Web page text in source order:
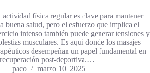
actividad física regular es clave para mantener
buena salud, pero el esfuerzo que implica el
intenso también puede generar tensiones y
musculares. Es aquí donde los masajes
desempeñan un papel fundamental en
post-deportiva.…
paco
marzo 10, 2025